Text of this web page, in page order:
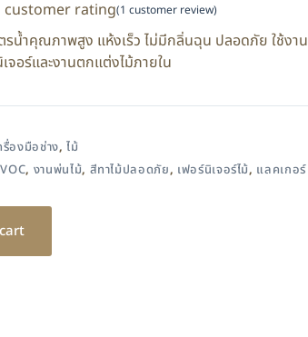
customer rating(1 customer review)
น้ำคุณภาพสูง แห้งเร็ว ไม่มีกลิ่นฉุน ปลอดภัย ใช้งาน
จอร์และงานตกแต่งไม้ภายใน
องมือช่าง,ไม้
, งานพ่นไม้, สีทาไม้ปลอดภัย, เฟอร์นิเจอร์ไม้, แลคเกอร์